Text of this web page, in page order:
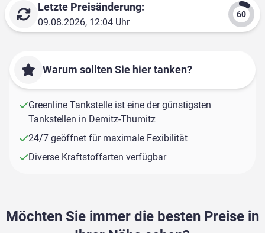
Letzte Preisänderung:
09.08.2026, 12:04 Uhr
Warum sollten Sie hier tanken?
Greenline Tankstelle ist eine der günstigsten
Tankstellen in Demitz-Thumitz
24/7 geöffnet für maximale Fexibilität
Diverse Kraftstoffarten verfügbar
Möchten Sie immer die besten Preise in